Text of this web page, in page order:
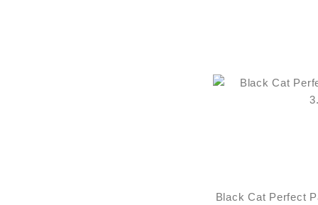
Black Cat Perfect